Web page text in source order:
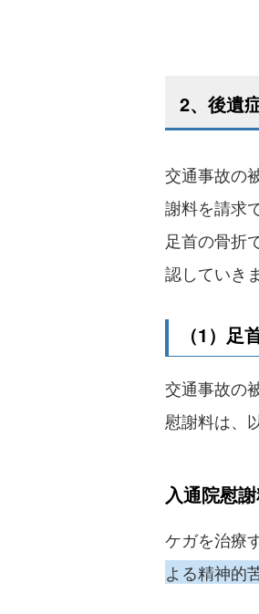
2、後遺
交通事故の
謝料を請求
足首の骨折
認していき
（1）
交通事故の
慰謝料は、
入通院慰
ケガを治療
よる精神的